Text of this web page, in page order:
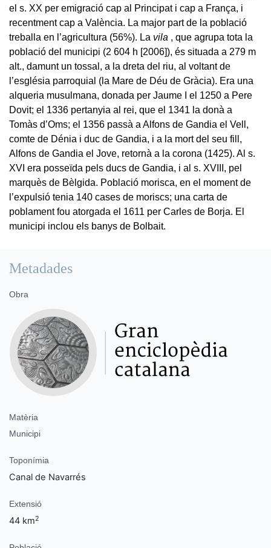
el s. XX per emigració cap al Principat i cap a França, i
recentment cap a València. La major part de la població
treballa en l’agricultura (56%). La vila , que agrupa tota la
població del municipi (2 604 h [2006]), és situada a 279 m
alt., damunt un tossal, a la dreta del riu, al voltant de
l’església parroquial (la Mare de Déu de Gràcia). Era una
alqueria musulmana, donada per Jaume I el 1250 a Pere
Dovit; el 1336 pertanyia al rei, que el 1341 la donà a
Tomàs d’Oms; el 1356 passà a Alfons de Gandia el Vell,
comte de Dénia i duc de Gandia, i a la mort del seu fill,
Alfons de Gandia el Jove, retornà a la corona (1425). Al s.
XVI era posseïda pels ducs de Gandia, i al s. XVIII, pel
marquès de Bèlgida. Població morisca, en el moment de
l’expulsió tenia 140 cases de moriscs; una carta de
poblament fou atorgada el 1611 per Carles de Borja. El
municipi inclou els banys de Bolbait.
Metadades
Obra
Matèria
Municipi
Toponímia
Canal de Navarrés
Extensió
44 km2